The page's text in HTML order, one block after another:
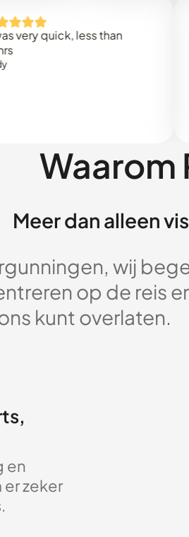
quick, less than
Waarom
Meer dan alleen
wij
op de reis
kunt overlaten.
en
zeker